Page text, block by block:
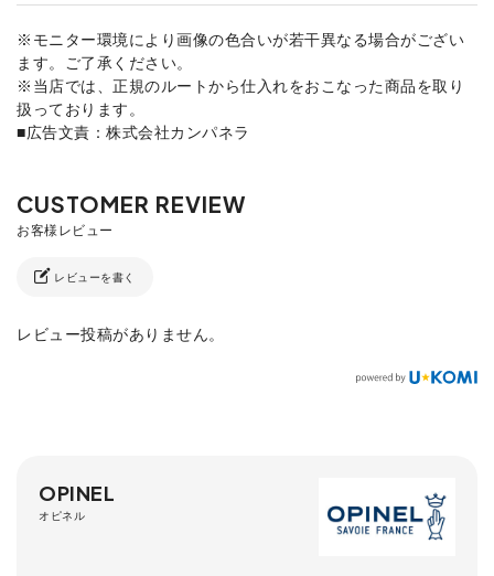
※モニター環境により画像の色合いが若干異なる場合がござい
ます。ご了承ください。
※当店では、正規のルートから仕入れをおこなった商品を取り
扱っております。
■広告文責：株式会社カンパネラ
レビューを書く
レビュー投稿がありません。
OPINEL
オピネル